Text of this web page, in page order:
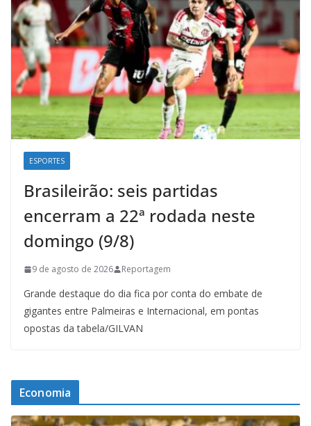
ESPORTES
Brasileirão: seis partidas
encerram a 22ª rodada neste
domingo (9/8)
9 de agosto de 2026 Reportagem
Grande destaque do dia fica por conta do embate de
gigantes entre Palmeiras e Internacional, em pontas
opostas da tabela/GILVAN
Economia